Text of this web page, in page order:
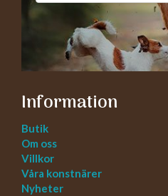
Information
Butik
Om oss
Villkor
Våra konstnärer
Nyheter